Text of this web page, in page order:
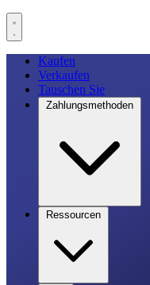
Kaufen
Verkaufen
Tauschen Sie
Zahlungsmethoden
Ressourcen